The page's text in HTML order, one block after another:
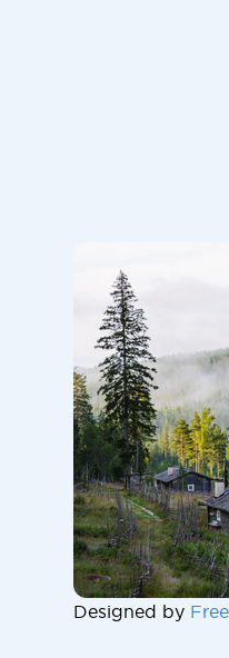
Designed by